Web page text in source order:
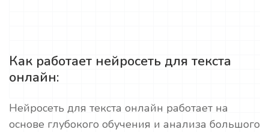
Как работает нейросеть для текста
онлайн:
Нейросеть для текста онлайн работает на
основе глубокого обучения и анализа большого